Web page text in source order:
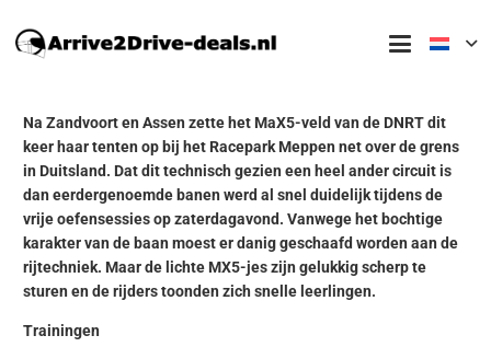
Na Zandvoort en Assen zette het MaX5-veld van de DNRT dit
keer haar tenten op bij het Racepark Meppen net over de grens
in Duitsland. Dat dit technisch gezien een heel ander circuit is
dan eerdergenoemde banen werd al snel duidelijk tijdens de
vrije oefensessies op zaterdagavond. Vanwege het bochtige
karakter van de baan moest er danig geschaafd worden aan de
rijtechniek. Maar de lichte MX5-jes zijn gelukkig scherp te
sturen en de rijders toonden zich snelle leerlingen.
Trainingen